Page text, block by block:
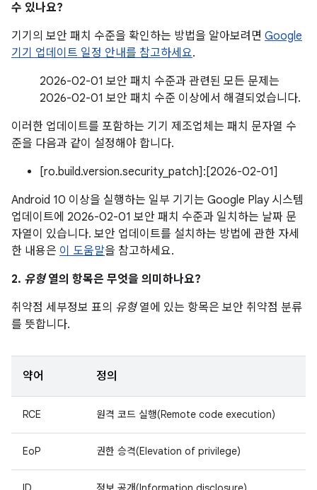
수 있나요?
기기의 보안 패치 수준을 확인하는 방법을 알아보려면 Google
기기 업데이트 일정 안내를 참고하세요.
2026-02-01 보안 패치 수준과 관련된 모든 문제는
2026-02-01 보안 패치 수준 이상에서 해결되었습니다.
이러한 업데이트를 포함하는 기기 제조업체는 패치 문자열 수
준을 다음과 같이 설정해야 합니다.
[ro.build.version.security_patch]:[2026-02-01]
Android 10 이상을 실행하는 일부 기기는 Google Play 시스템
업데이트에 2026-02-01 보안 패치 수준과 일치하는 날짜 문
자열이 있습니다. 보안 업데이트를 설치하는 방법에 관한 자세
한 내용은 이 도움말을 참고하세요.
2. 유형열의 항목은 무엇을 의미하나요?
취약점 세부정보 표의 유형열에 있는 항목은 보안 취약점 분류
를 뜻합니다.
약어 정의
RCE 원격 코드 실행(Remote code execution)
EoP 권한 승격(Elevation of privilege)